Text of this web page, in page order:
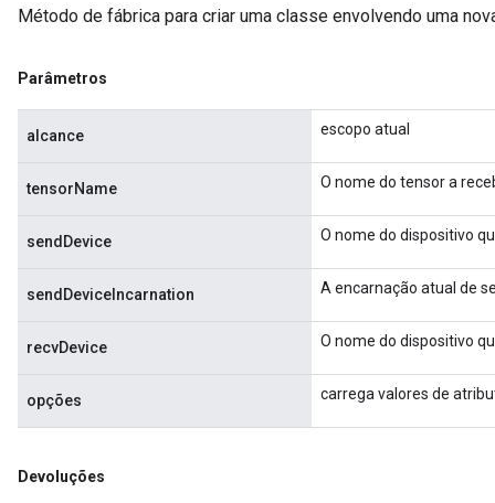
Método de fábrica para criar uma classe envolvendo uma
Parâmetros
alcance escopo atual
tensorName O nome do tensor a
sendDevice O nome do dispositivo
sendDeviceIncarnation A encarnação atual de
recvDevice O nome do dispositivo
opções carrega valores de
Devoluções